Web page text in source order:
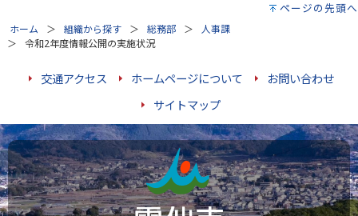
ページの先頭へ
ホーム 組織から探す 総務部
人事課
令和2年度情報公開の実施状況
交通アクセス ホームページについて
お問い合わせ
サイトマップ